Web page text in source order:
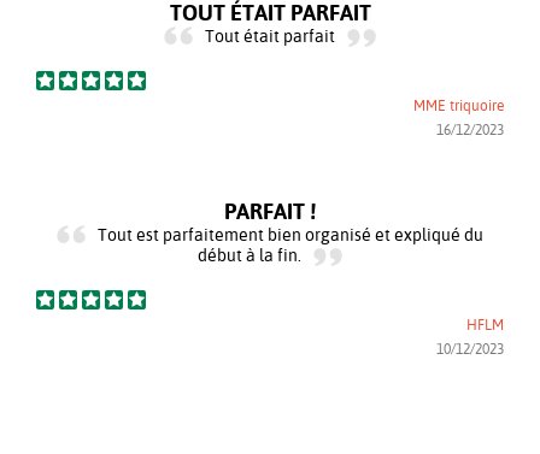
TOUT ÉTAIT PARFAIT
Tout était parfait
MME triquoire
16/12/2023
PARFAIT !
Tout est parfaitement bien organisé et expliqué du
début à la fin.
HFLM
10/12/2023